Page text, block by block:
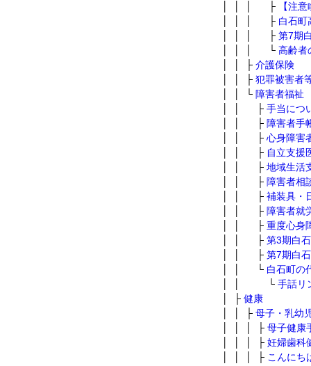
│ │ │ ├
【注
│ │ │ ├ 白石町
│ │ │ ├ 第7期
│ │ │ └ 高齢者
│ │ ├ 介護保険
│ │ ├ 犯罪被害者
│ │ └ 障害者福祉
│ │ ├ 手当につ
│ │ ├ 障害者手
│ │ ├ 心身障害
│ │ ├ 自立支援
│ │ ├ 地域生活
│ │ ├ 障害者相
│ │ ├ 補装具・
│ │ ├ 障害者就
│ │ ├ 重度心身
│ │ ├ 第3期白
│ │ ├ 第7期白
│ │ └ 白石町の
│ │ └ 手話リ
│ ├ 健康
│ │ ├ 母子・乳幼
│ │ │ ├ 母子健康
│ │ │ ├ 妊婦歯科
│ │ │ ├ こんにち